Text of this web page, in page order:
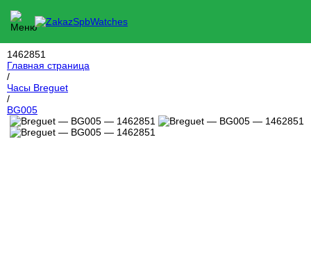
1462851
Главная страница
/
Часы Breguet
/
BG005